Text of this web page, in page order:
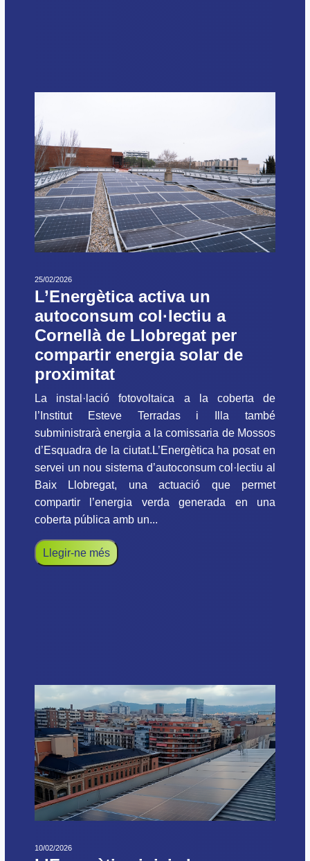
25/02/2026
L’Energètica activa un
autoconsum col·lectiu a
Cornellà de Llobregat per
compartir energia solar de
proximitat
La instal·lació fotovoltaica a la coberta de
l’Institut Esteve Terradas i Illa també
subministrarà energia a la comissaria de Mossos
d’Esquadra de la ciutat.L’Energètica ha posat en
servei un nou sistema d’autoconsum col·lectiu al
Baix Llobregat, una actuació que permet
compartir l’energia verda generada en una
coberta pública amb un...
Llegir-ne més
10/02/2026